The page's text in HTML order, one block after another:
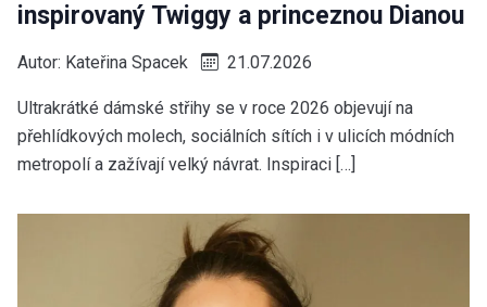
inspirovaný Twiggy a princeznou Dianou
Autor: Kateřina Spacek 21.07.2026
Ultrakrátké dámské střihy se v roce 2026 objevují na
přehlídkových molech, sociálních sítích i v ulicích módních
metropolí a zažívají velký návrat. Inspiraci […]